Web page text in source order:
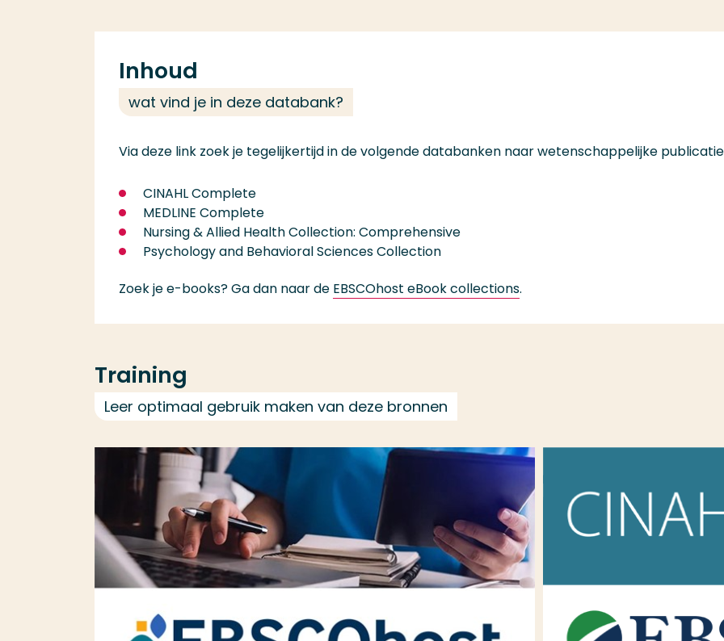
Inhoud
wat vind je in deze databank?
Via deze link zoek je tegelijkertijd in de volgende databanken naar wetenschappelijke
CINAHL Complete
MEDLINE Complete
Nursing & Allied Health Collection: Comprehensive
Psychology and Behavioral Sciences Collection
Zoek je e-books? Ga dan naar de EBSCOhost eBook collections.
Training
Leer optimaal gebruik maken van deze bronnen